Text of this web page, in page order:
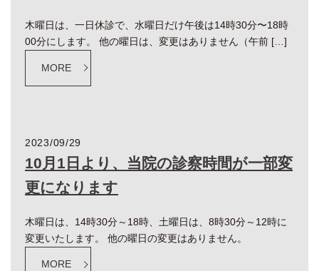
木曜日は、一日休診で、水曜日だけ午後は14時30分〜18時
00分にします。 他の曜日は、変更はありません（午前 […]
MORE
2023/09/29
10月1日より、当院の診察時間が一部変
更になります
木曜日は、14時30分～18時、土曜日は、8時30分～12時に
変更いたします。 他の曜日の変更はありません。
MORE